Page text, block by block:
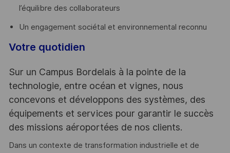
l’équilibre des collaborateurs
Un engagement sociétal et environnemental reconnu
Votre quotidien
Sur un Campus Bordelais à la pointe de la
technologie, entre océan et vignes, nous
concevons et développons des systèmes, des
équipements et services pour garantir le succès
des missions aéroportées de nos clients.
Dans un contexte de transformation industrielle et de